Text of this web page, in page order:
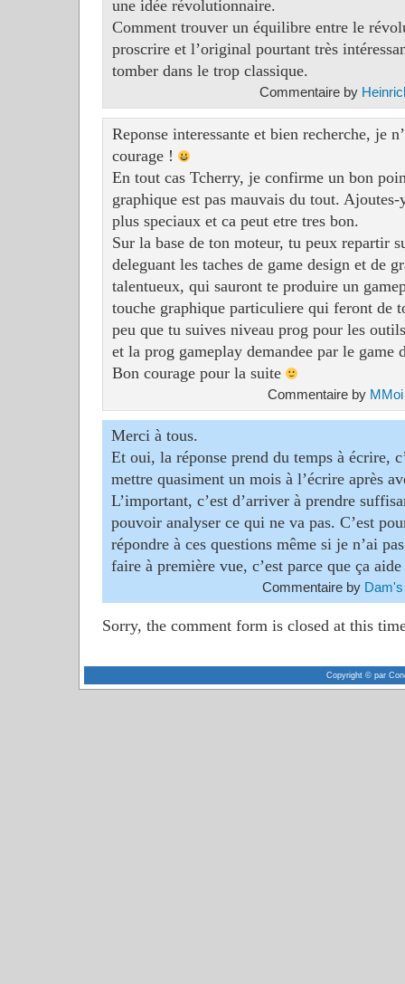
une idée révolutionnaire.
Comment trouver un équilibre entre le
proscrire et l’original pourtant très
tomber dans le trop classique.
Commentaire by
Reponse interessante et bien recherche, je
courage !
En tout cas Tcherry, je confirme un bon
graphique est pas mauvais du tout. Ajoutes-
plus speciaux et ca peut etre tres bon.
Sur la base de ton moteur, tu peux repartir
deleguant les taches de game design et de
talentueux, qui sauront te produire un
touche graphique particuliere qui feront de
peu que tu suives niveau prog pour les
et la prog gameplay demandee par le game
Bon courage pour la suite
Commentaire by MMoi
Merci à tous.
Et oui, la réponse prend du temps à écrire,
mettre quasiment un mois à l’écrire après
L’important, c’est d’arriver à prendre
pouvoir analyser ce qui ne va pas. C’est
répondre à ces questions même si je n’ai
faire à première vue, c’est parce que ça
Commentaire by Dam's
Sorry, the comment form is closed at this
Copyright © par